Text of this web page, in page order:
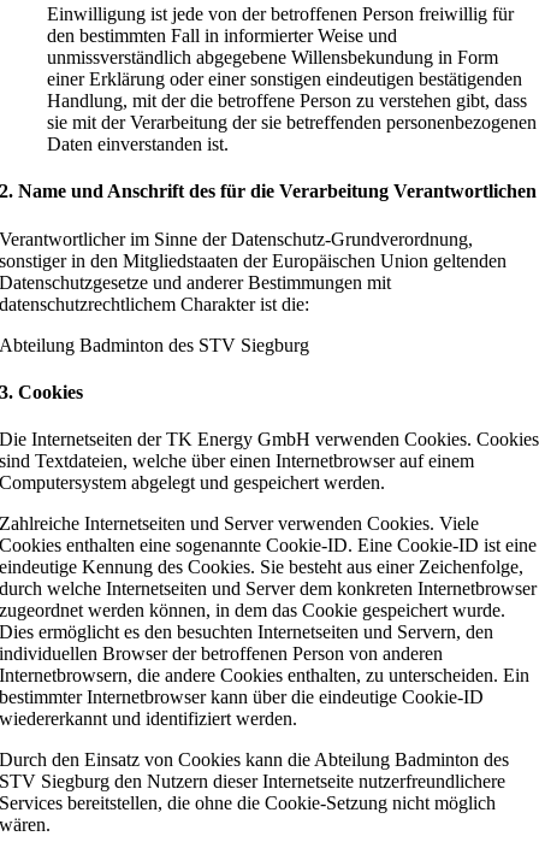
Einwilligung ist jede von der betroffenen Person freiwillig für
den bestimmten Fall in informierter Weise und
unmissverständlich abgegebene Willensbekundung in Form
einer Erklärung oder einer sonstigen eindeutigen bestätigenden
Handlung, mit der die betroffene Person zu verstehen gibt, dass
sie mit der Verarbeitung der sie betreffenden personenbezogenen
Daten einverstanden ist.
2. Name und Anschrift des für die Verarbeitung Verantwortlichen
Verantwortlicher im Sinne der Datenschutz-Grundverordnung,
sonstiger in den Mitgliedstaaten der Europäischen Union geltenden
Datenschutzgesetze und anderer Bestimmungen mit
datenschutzrechtlichem Charakter ist die:
Abteilung Badminton des STV Siegburg
3. Cookies
Die Internetseiten der TK Energy GmbH verwenden Cookies. Cookies
sind Textdateien, welche über einen Internetbrowser auf einem
Computersystem abgelegt und gespeichert werden.
Zahlreiche Internetseiten und Server verwenden Cookies. Viele
Cookies enthalten eine sogenannte Cookie-ID. Eine Cookie-ID ist eine
eindeutige Kennung des Cookies. Sie besteht aus einer Zeichenfolge,
durch welche Internetseiten und Server dem konkreten Internetbrowser
zugeordnet werden können, in dem das Cookie gespeichert wurde.
Dies ermöglicht es den besuchten Internetseiten und Servern, den
individuellen Browser der betroffenen Person von anderen
Internetbrowsern, die andere Cookies enthalten, zu unterscheiden. Ein
bestimmter Internetbrowser kann über die eindeutige Cookie-ID
wiedererkannt und identifiziert werden.
Durch den Einsatz von Cookies kann die Abteilung Badminton des
STV Siegburg den Nutzern dieser Internetseite nutzerfreundlichere
Services bereitstellen, die ohne die Cookie-Setzung nicht möglich
wären.